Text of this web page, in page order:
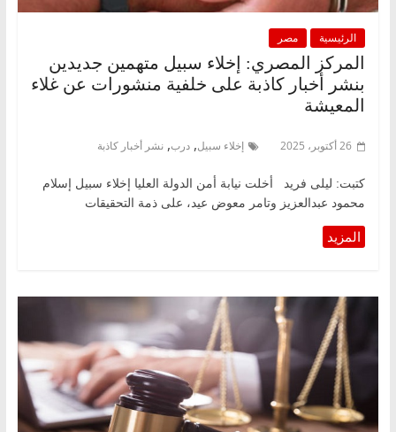
الرئيسية مصر
المركز المصري: إخلاء سبيل متهمين جديدين
بنشر أخبار كاذبة على خلفية منشورات عن غلاء
المعيشة
26 أكتوبر، 2025 إخلاء سبيل, درب, نشر أخبار كاذبة
كتبت: ليلى فريد أخلت نيابة أمن الدولة العليا إخلاء سبيل إسلام
محمود عبدالعزيز وتامر معوض عيد، على ذمة التحقيقات